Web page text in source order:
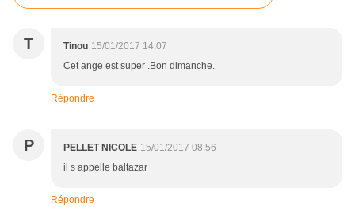
T Tinou 15/01/2017 14:07
Cet ange est super .Bon dimanche.
Répondre
P PELLET NICOLE 15/01/2017 08:56
il s appelle baltazar
Répondre